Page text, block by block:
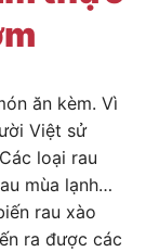
ăn kèm. Vì
Việt sử
loại rau
mùa lạnh…
rau xào
ra được các